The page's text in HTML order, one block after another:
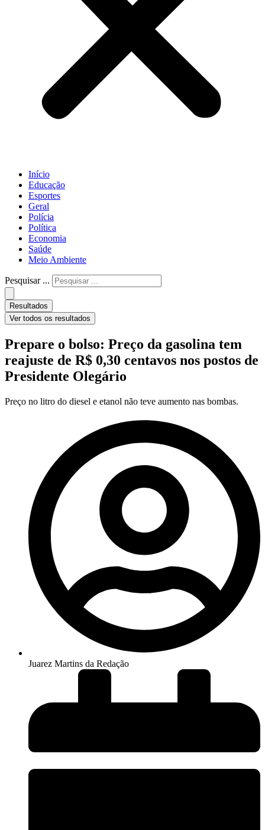
Início
Educação
Esportes
Geral
Polícia
Política
Economia
Saúde
Meio Ambiente
Pesquisar ...
Resultados
Ver todos os resultados
Prepare o bolso: Preço da gasolina tem
reajuste de R$ 0,30 centavos nos postos de
Presidente Olegário
Preço no litro do diesel e etanol não teve aumento nas bombas.
Juarez Martins da Redação